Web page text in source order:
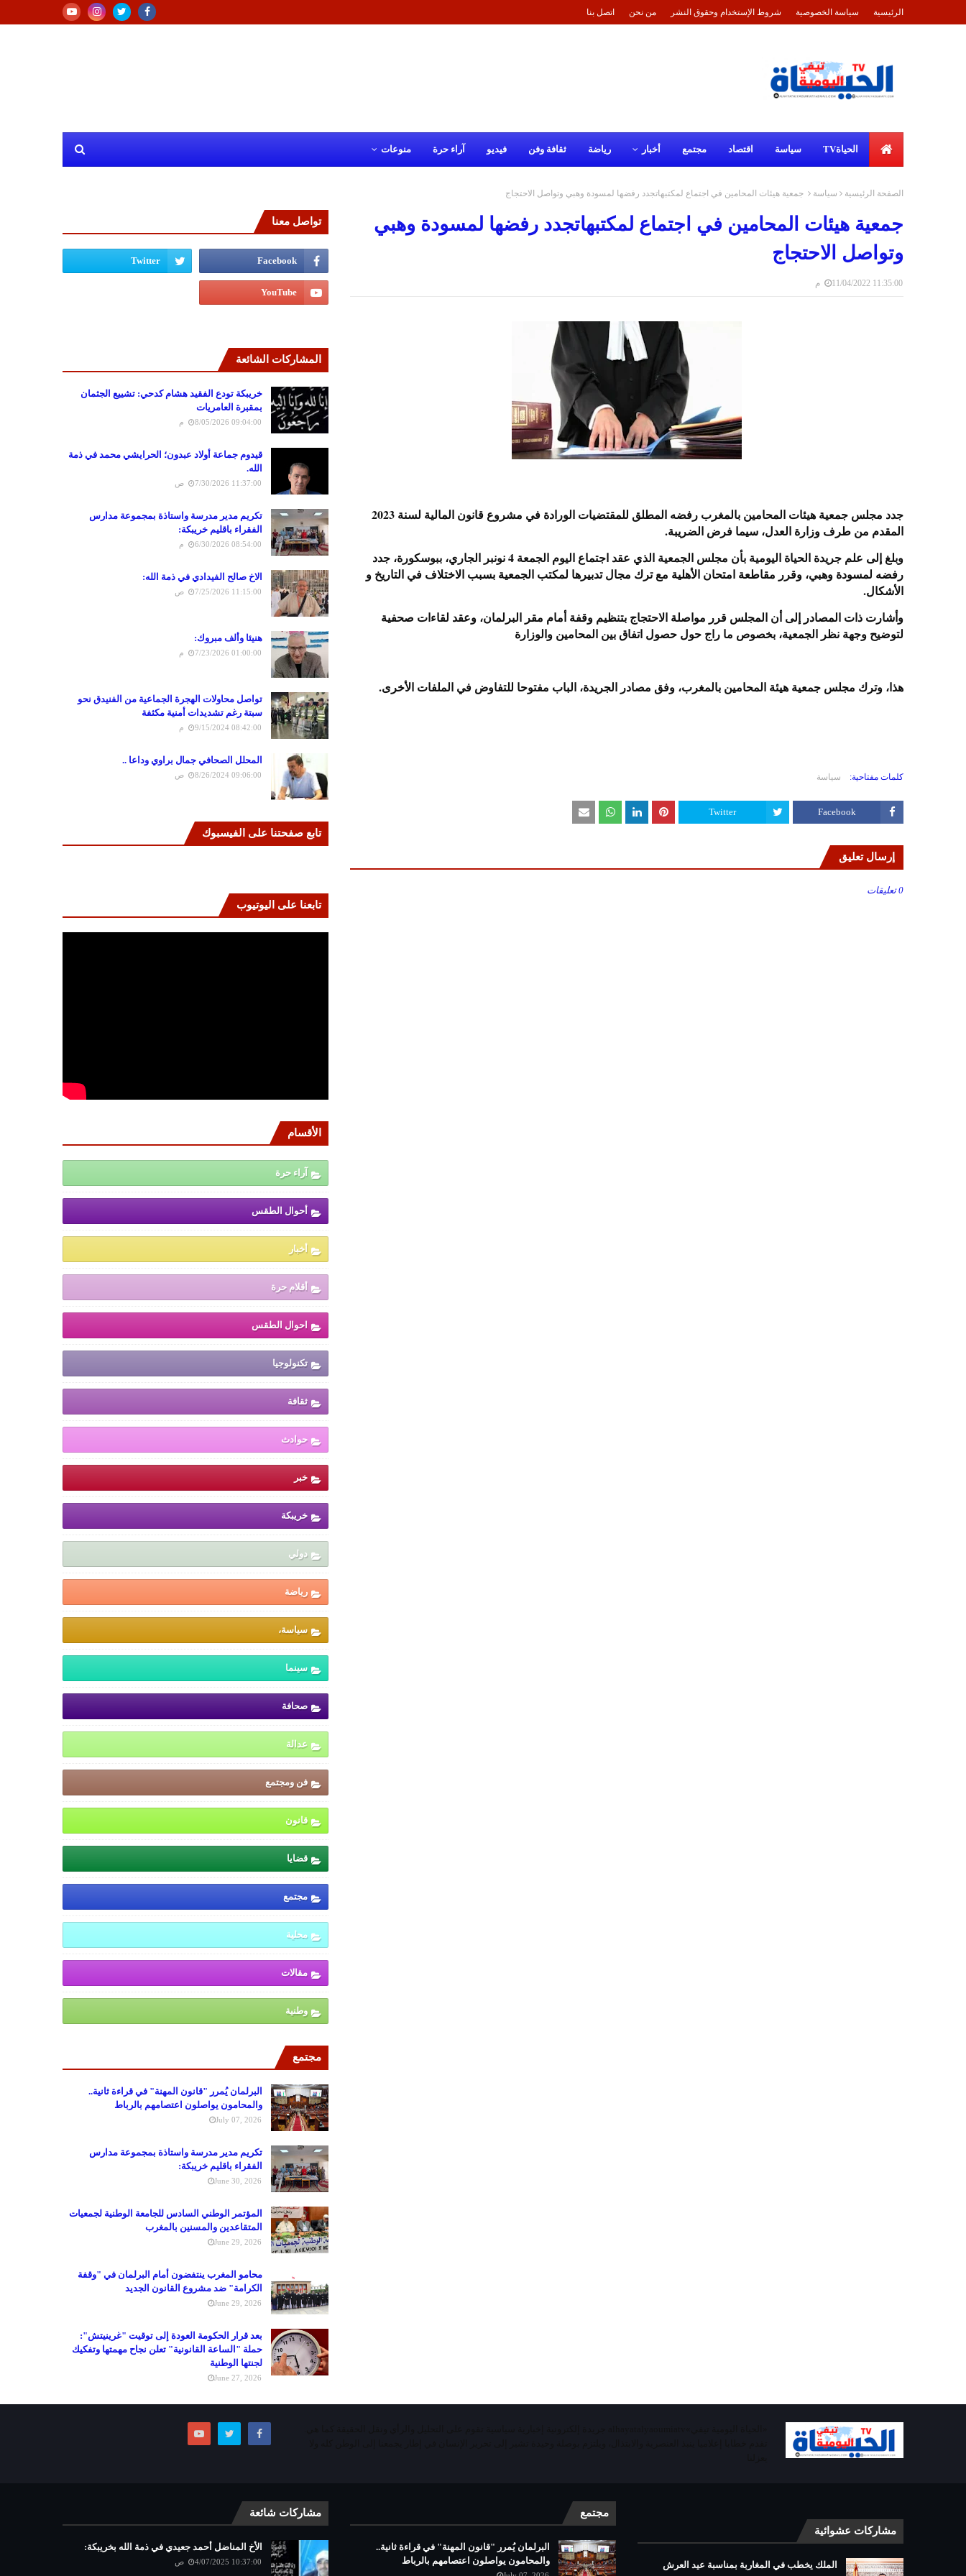
الرئيسية سياسة الخصوصية شروط الإستخدام وحقوق النشر من نحن اتصل بنا
الحياةTV سياسة اقتصاد مجتمع أخبار رياضة ثقافة وفن فيديو آراء حرة منوعات
الصفحة الرئيسية سياسة جمعية هيئات المحامين في اجتماع لمكتبهاتجدد رفضها لمسودة وهبي وتواصل الاحتجاج
جمعية هيئات المحامين في اجتماع لمكتبهاتجدد رفضها لمسودة وهبي
وتواصل الاحتجاج
11/04/2022 11:35:00 م
جدد مجلس جمعية هيئات المحامين بالمغرب رفضه المطلق للمقتضيات الورادة في مشروع قانون المالية لسنة 2023
المقدم من طرف وزارة العدل، سيما فرض الضريبة.
وبلغ إلى علم جريدة الحياة اليومية بأن مجلس الجمعية الذي عقد اجتماع اليوم الجمعة 4 نونبر الجاري، ببوسكورة، جدد
رفضه لمسودة وهبي، وقرر مقاطعة امتحان الأهلية مع ترك مجال تدبيرها لمكتب الجمعية بسبب الاختلاف في التاريخ و
الأشكال.
وأشارت ذات المصادر إلى أن المجلس قرر مواصلة الاحتجاج بتنظيم وقفة أمام مقر البرلمان، وعقد لقاءات صحفية
لتوضيح وجهة نظر الجمعية، بخصوص ما راج حول حصول اتفاق بين المحامين والوزارة
هذا، وترك مجلس جمعية هيئة المحامين بالمغرب، وفق مصادر الجريدة، الباب مفتوحا للتفاوض في الملفات الأخرى.
كلمات مفتاحية: سياسة
Facebook
Twitter
إرسال تعليق
0 تعليقات
تواصل معنا
المشاركات الشائعة
خريبكة تودع الفقيد هشام كدحي: تشييع الجثمان
بمقبرة العامريات
8/05/2026 09:04:00 م
قيدوم جماعة أولاد عبدون؛ الحرايشي محمد في ذمة
الله.
7/30/2026 11:37:00 ص
تكريم مدير مدرسة واستاذة بمجموعة مدارس
الفقراء باقليم خريبكة:
6/30/2026 08:54:00 م
الاخ صالح الفيدادي في ذمة الله:
7/25/2026 11:15:00 ص
هنيئا وألف مبروك:
7/23/2026 01:00:00 م
تواصل محاولات الهجرة الجماعية من الفنيدق نحو
سبتة رغم تشديدات أمنية مكثفة
9/15/2024 08:42:00 م
المحلل الصحافي جمال براوي وداعا ..
8/26/2024 09:06:00 ص
تابع صفحتنا على الفيسبوك
تابعنا على اليوتيوب
الأقسام
آراء حرة
أحوال الطقس
أخبار
أقلام حرة
احوال الطقس
تكنولوجيا
ثقافة
حوادث
خبر
خريبكة
دولي
رياضة
سياسة،
سينما
صحافة
عدالة
فن ومجتمع
قانون
قضايا
مجتمع
محلية
مقالات
وطنية
مجتمع
البرلمان يُمرر "قانون المهنة" في قراءة ثانية..
والمحامون يواصلون اعتصامهم بالرباط
July 07, 2026
تكريم مدير مدرسة واستاذة بمجموعة مدارس
الفقراء باقليم خريبكة:
June 30, 2026
المؤتمر الوطني السادس للجامعة الوطنية لجمعيات
المتقاعدين والمسنين بالمغرب
June 29, 2026
محامو المغرب ينتفضون أمام البرلمان في "وقفة
الكرامة" ضد مشروع القانون الجديد
June 29, 2026
بعد قرار الحكومة العودة إلى توقيت "غرينيتش":
حملة "الساعة القانونية" تعلن نجاح مهمتها وتفكيك
لجنتها الوطنية
June 27, 2026
مشاركات عشوائية
الملك يخطب في المغاربة بمناسبة عيد العرش
مجتمع
البرلمان يُمرر "قانون المهنة" في قراءة ثانية..
والمحامون يواصلون اعتصامهم بالرباط
مشاركات شائعة
الأخ المناضل أحمد جعيدي في ذمة الله بخريبكة:
4/07/2025 10:37:00 ص